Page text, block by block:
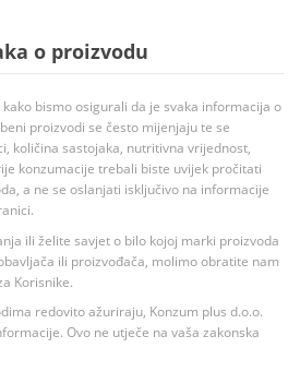
o proizvodu
bismo osigurali da je svaka informacija o
proizvodi se često mijenjaju te se
količina sastojaka, nutritivna vrijednost,
konzumacije trebali biste uvijek pročitati
a ne se oslanjati isključivo na informacije
ili želite savjet o bilo kojoj marki proizvoda
ili proizvođača, molimo obratite nam
Korisnike.
redovito ažuriraju, Konzum plus d.o.o.
Ovo ne utječe na vaša zakonska